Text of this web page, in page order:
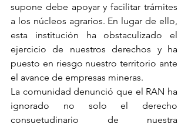
supone debe apoyar y facilitar trámites
a los núcleos agrarios. En lugar de ello,
esta institución ha obstaculizado el
ejercicio de nuestros derechos y ha
puesto en riesgo nuestro territorio ante
el avance de empresas mineras.
La comunidad denunció que el RAN ha
ignorado no solo el derecho
consuetudinario de nuestra